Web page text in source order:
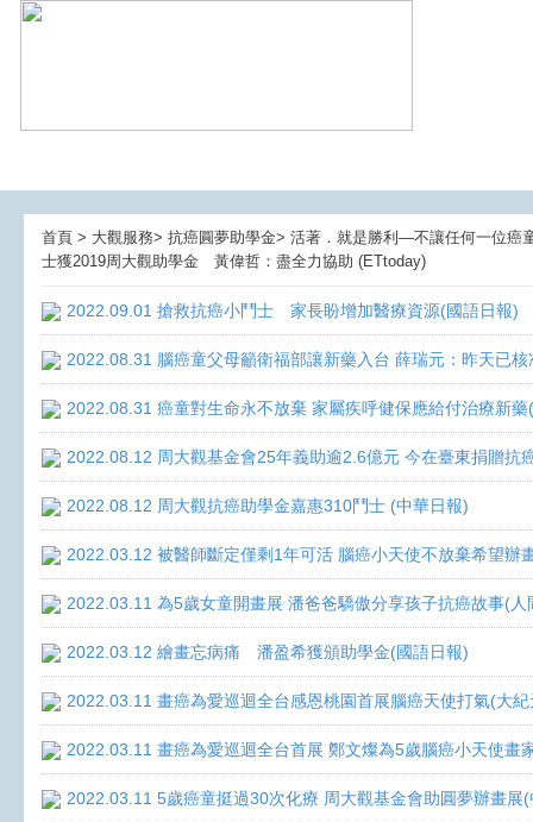
首頁 > 大觀服務> 抗癌圓夢助學金> 活著．就是勝利—不讓任何一位癌
士獲2019周大觀助學金 黃偉哲：盡全力協助 (ETtoday)
2022.09.01 搶救抗癌小鬥士 家長盼增加醫療資源(國語日報)
2022.08.31 腦癌童父母籲衛福部讓新藥入台 薛瑞元：昨天已
2022.08.31 癌童對生命永不放棄 家屬疾呼健保應給付治療新藥
2022.08.12 周大觀基金會25年義助逾2.6億元 今在臺東捐贈抗
2022.08.12 周大觀抗癌助學金嘉惠310鬥士 (中華日報)
2022.03.12 被醫師斷定僅剩1年可活 腦癌小天使不放棄希望辦
2022.03.11 為5歲女童開畫展 潘爸爸驕傲分享孩子抗癌故事(人
2022.03.12 繪畫忘病痛 潘盈希獲頒助學金(國語日報)
2022.03.11 畫癌為愛巡迴全台感恩桃園首展腦癌天使打氣(大紀
2022.03.11 畫癌為愛巡迴全台首展 鄭文燦為5歲腦癌小天使畫
2022.03.11 5歲癌童挺過30次化療 周大觀基金會助圓夢辦畫展